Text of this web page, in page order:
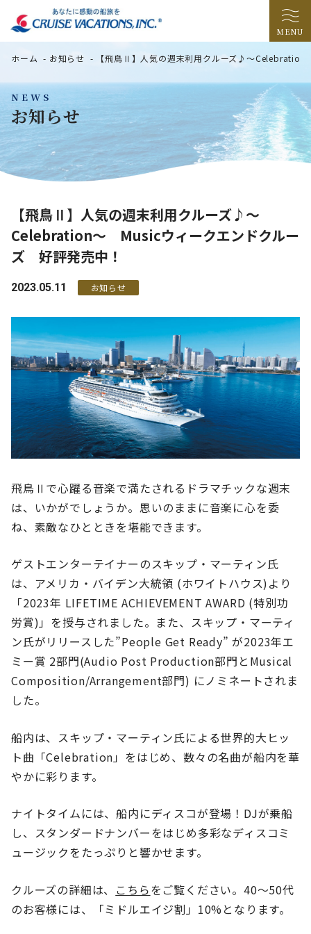
MENU
NEWS
お知らせ
ホーム - お知らせ - 【飛鳥Ⅱ】人気の週末利用クルーズ♪～
【飛鳥Ⅱ】人気の週末利用クルーズ♪～
Celebration～ Musicウィークエンドクルー
ズ 好評発売中！
2023.05.11 お知らせ
飛鳥Ⅱで心躍る音楽で満たされるドラマチックな週末
は、いかがでしょうか。思いのままに音楽に心を委
ね、素敵なひとときを堪能できます。
ゲストエンターテイナーのスキップ・マーティン氏
は、アメリカ・バイデン大統領 (ホワイトハウス)より
「2023年 LIFETIME ACHIEVEMENT AWARD (特別功
労賞)」を授与されました。また、スキップ・マーティ
ン氏がリリースした”People Get Ready” が2023年エ
ミー賞 2部門(Audio Post Production部門とMusical
Composition/Arrangement部門) にノミネートされま
した。
船内は、スキップ・マーティン氏による世界的大ヒッ
ト曲「Celebration」をはじめ、数々の名曲が船内を華
やかに彩ります。
ナイトタイムには、船内にディスコが登場！DJが乗船
し、スタンダードナンバーをはじめ多彩なディスコミ
ュージックをたっぷりと響かせます。
クルーズの詳細は、 こちらをご覧ください。40～50代
のお客様には、「ミドルエイジ割」10%となります。